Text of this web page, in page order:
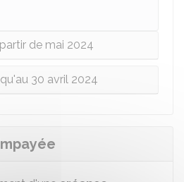
de mai 2024
30 avril 2024